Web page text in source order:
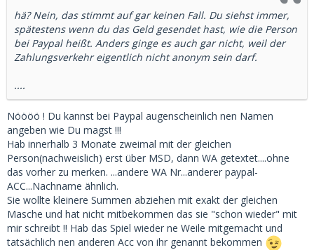
hä? Nein, das stimmt auf gar keinen Fall. Du siehst immer,
spätestens wenn du das Geld gesendet hast, wie die Person
bei Paypal heißt. Anders ginge es auch gar nicht, weil der
Zahlungsverkehr eigentlich nicht anonym sein darf.
....
Nöööö ! Du kannst bei Paypal augenscheinlich nen Namen
angeben wie Du magst !!!
Hab innerhalb 3 Monate zweimal mit der gleichen
Person(nachweislich) erst über MSD, dann WA getextet....ohne
das vorher zu merken. ...andere WA Nr...anderer paypal-
ACC...Nachname ähnlich.
Sie wollte kleinere Summen abziehen mit exakt der gleichen
Masche und hat nicht mitbekommen das sie "schon wieder" mit
mir schreibt !! Hab das Spiel wieder ne Weile mitgemacht und
tatsächlich nen anderen Acc von ihr genannt bekommen